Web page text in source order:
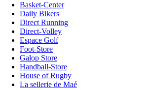
Basket-Center
Daily Bikers
Direct Running
Direct-Volley
Espace Golf
Foot-Store
Galop Store
Handball-Store
House of Rugby
La sellerie de Maé